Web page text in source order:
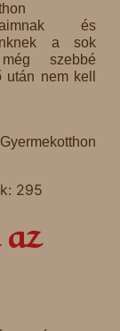
és
a sok
szebbé
nem kell
295